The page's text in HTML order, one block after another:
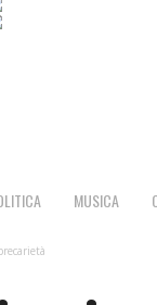
MUSICA